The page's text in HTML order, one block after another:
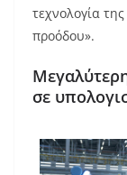
τεχνολογία
προόδου».
σε